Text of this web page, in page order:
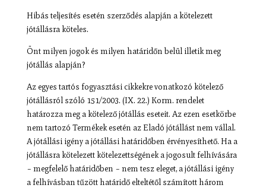
Hibás teljesítés esetén szerződés alapján a kötelezett
jótállásra köteles.
Önt milyen jogok és milyen határidőn belül illetik meg
jótállás alapján?
Az egyes tartós fogyasztási cikkekre vonatkozó kötelező
jótállásról szóló 151/2003. (IX. 22.) Korm. rendelet
határozza meg a kötelező jótállás eseteit. Az ezen esetkörbe
nem tartozó Termékek esetén az Eladó jótállást nem vállal.
A jótállási igény a jótállási határidőben érvényesíthető. Ha a
jótállásra kötelezett kötelezettségének a jogosult felhívására
– megfelelő határidőben – nem tesz eleget, a jótállási igény
a felhívásban tűzött határidő elteltétől számított három